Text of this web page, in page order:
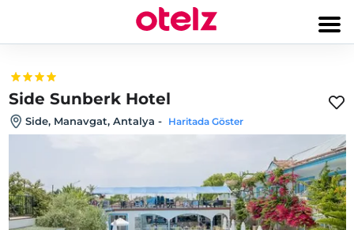
Side Sunberk Hotel
Side, Manavgat, Antalya - Haritada Göster